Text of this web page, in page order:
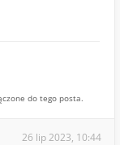
do tego posta.
26 lip 2023, 10:44